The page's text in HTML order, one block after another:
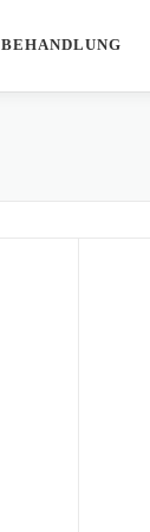
BEHANDLUNG